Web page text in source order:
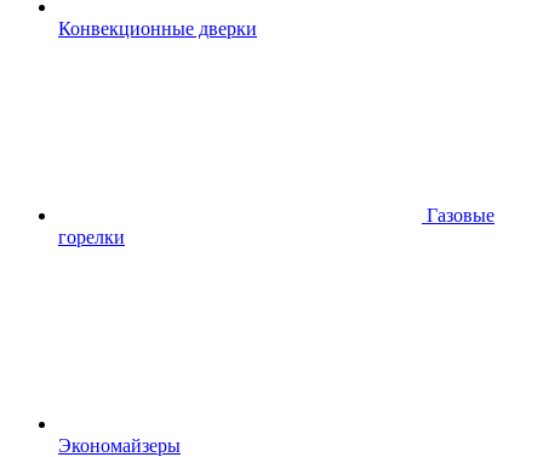
Конвекционные дверки
Газовые
горелки
Экономайзеры